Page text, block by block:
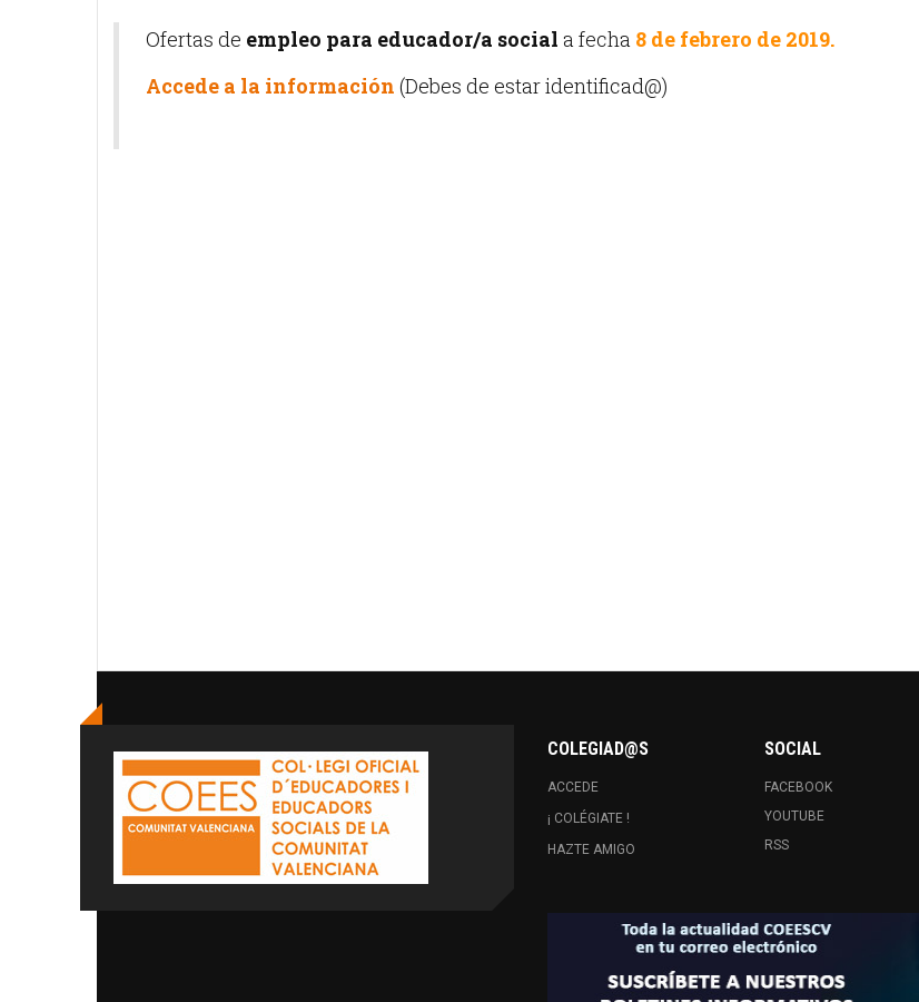
Ofertas de empleo para educador/a social a fecha 8 de febrero de 2019.
Accede a la información (Debes de estar identificad@)
COLEGIAD@S
ACCEDE
¡ COLÉGIATE !
HAZTE AMIGO
SOCIAL
FACEBOOK
YOUTUBE
RSS